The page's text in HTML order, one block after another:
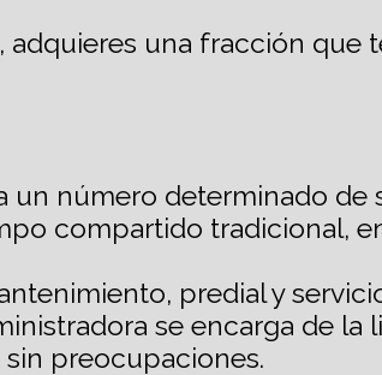
una fracción que
un número determinado de
compartido tradicional,
predial y
se encarga de
preocupaciones.